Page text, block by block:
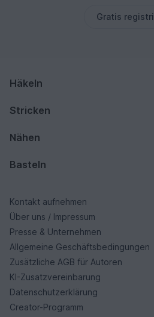
Gratis
Häkeln
Stricken
Nähen
Basteln
Kontakt aufnehmen
Über uns / Impressum
Presse & Unternehmen
Allgemeine Geschäftsbedingungen
Zusätzliche AGB für Autoren
KI-Zusatzvereinbarung
Datenschutzerklärung
Creator-Programm